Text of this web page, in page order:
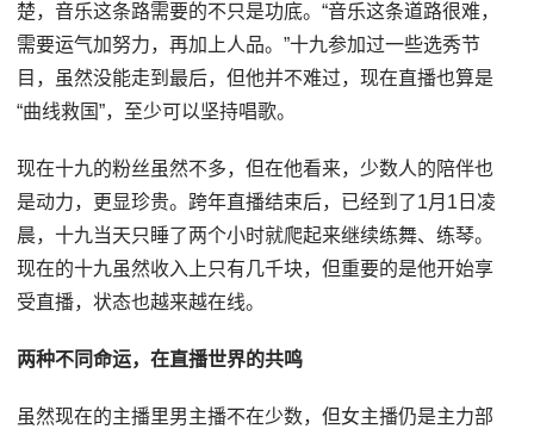
楚，音乐这条路需要的不只是功底。“音乐这条道路很难，
需要运气加努力，再加上人品。”十九参加过一些选秀节
目，虽然没能走到最后，但他并不难过，现在直播也算是
“曲线救国”，至少可以坚持唱歌。
现在十九的粉丝虽然不多，但在他看来，少数人的陪伴也
是动力，更显珍贵。跨年直播结束后，已经到了1月1日凌
晨，十九当天只睡了两个小时就爬起来继续练舞、练琴。
现在的十九虽然收入上只有几千块，但重要的是他开始享
受直播，状态也越来越在线。
两种不同命运，在直播世界的共鸣
虽然现在的主播里男主播不在少数，但女主播仍是主力部